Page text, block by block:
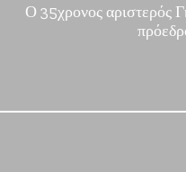
Ο 35χρονος αριστερός